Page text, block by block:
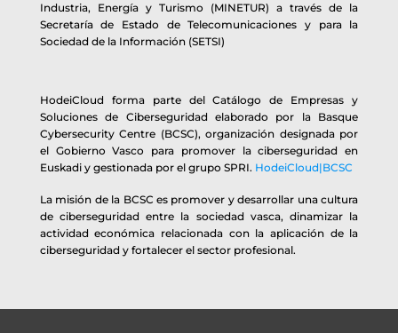
Industria, Energía y Turismo (MINETUR) a través de la
Secretaría de Estado de Telecomunicaciones y para la
Sociedad de la Información (SETSI)
HodeiCloud forma parte del Catálogo de Empresas y
Soluciones de Ciberseguridad elaborado por la Basque
Cybersecurity Centre (BCSC), organización designada por
el Gobierno Vasco para promover la ciberseguridad en
Euskadi y gestionada por el grupo SPRI. HodeiCloud|BCSC
La misión de la BCSC es promover y desarrollar una cultura
de ciberseguridad entre la sociedad vasca, dinamizar la
actividad económica relacionada con la aplicación de la
ciberseguridad y fortalecer el sector profesional.